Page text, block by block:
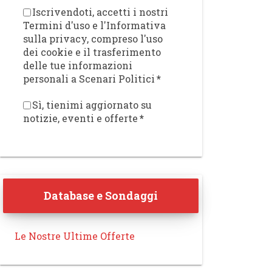
Iscrivendoti, accetti i nostri
Termini d'uso e l'Informativa
sulla privacy, compreso l'uso
dei cookie e il trasferimento
delle tue informazioni
personali a Scenari Politici*
Sì, tienimi aggiornato su
notizie, eventi e offerte*
Database e Sondaggi
Le Nostre Ultime Offerte